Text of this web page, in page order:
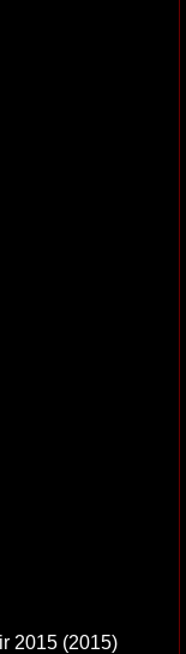
2015 (2015)